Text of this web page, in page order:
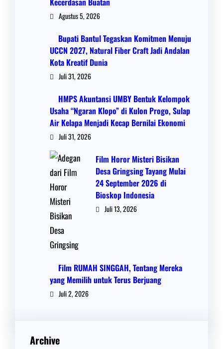
Agustus 5, 2026
Bupati Bantul Tegaskan Komitmen Menuju
UCCN 2027, Natural Fiber Craft Jadi Andalan
Kota Kreatif Dunia
Juli 31, 2026
HMPS Akuntansi UMBY Bentuk Kelompok
Usaha “Ngaran Klopo” di Kulon Progo, Sulap
Air Kelapa Menjadi Kecap Bernilai Ekonomi
Juli 31, 2026
Film Horor Misteri Bisikan
Desa Gringsing Tayang Mulai
24 September 2026 di
Bioskop Indonesia
Juli 13, 2026
Film RUMAH SINGGAH, Tentang Mereka
yang Memilih untuk Terus Berjuang
Juli 2, 2026
Archive